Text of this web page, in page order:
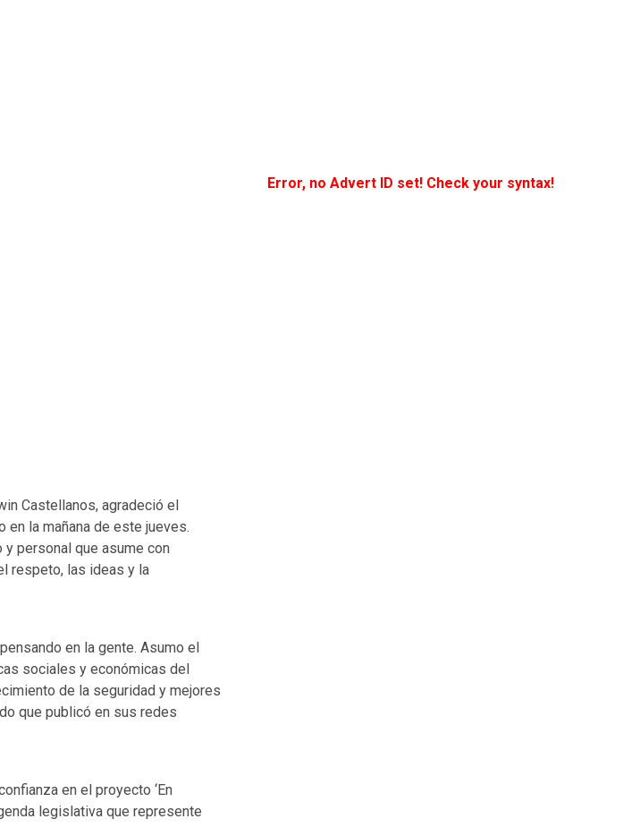
Castellanos, agradeció el
la mañana de este jueves.
personal que asume con
respeto, las ideas y la
en la gente. Asumo el
sociales y económicas del
de la seguridad y mejores
que publicó en sus redes
en el proyecto ‘En
legislativa que represente
Error, no Advert ID set! Check your syntax!